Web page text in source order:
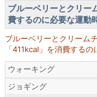
ブルーベリーとクリー
費するのに必要な運動
ブルーベリーとクリーム
「411kcal」を消費する
ウォーキング
ジョギング